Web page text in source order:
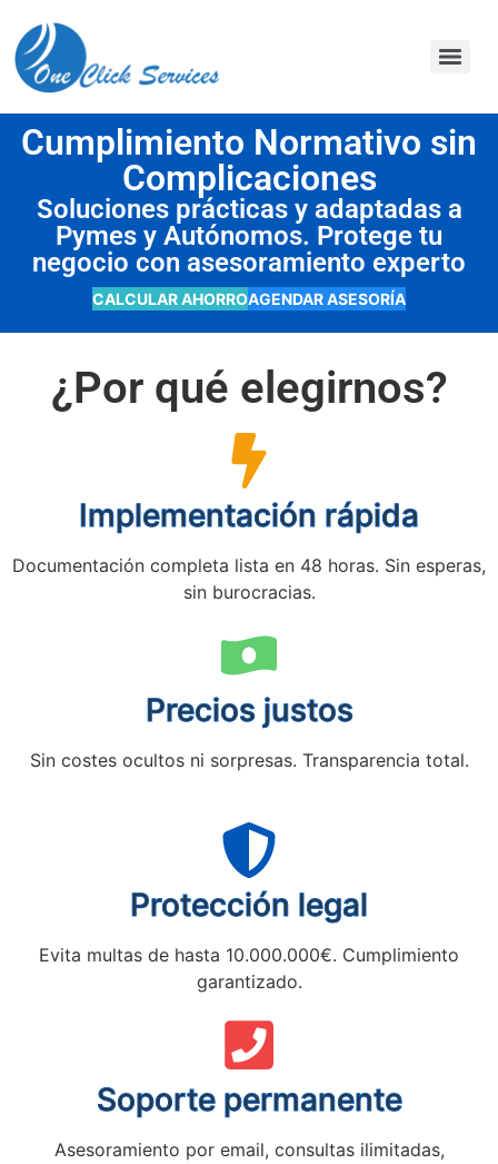
Cumplimiento Normativo sin
Complicaciones
Soluciones prácticas y adaptadas a
Pymes y Autónomos. Protege tu
negocio con asesoramiento experto
CALCULAR AHORROAGENDAR ASESORÍA
¿Por qué elegirnos?
Implementación rápida
Documentación completa lista en 48 horas. Sin esperas,
sin burocracias.
Precios justos
Sin costes ocultos ni sorpresas. Transparencia total.
Protección legal
Evita multas de hasta 10.000.000€. Cumplimiento
garantizado.
Soporte permanente
Asesoramiento por email, consultas ilimitadas,